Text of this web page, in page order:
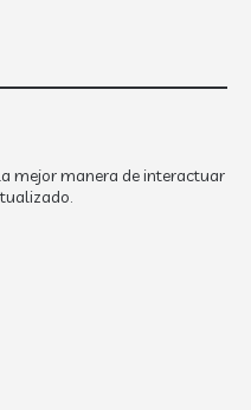
mejor manera de interactuar